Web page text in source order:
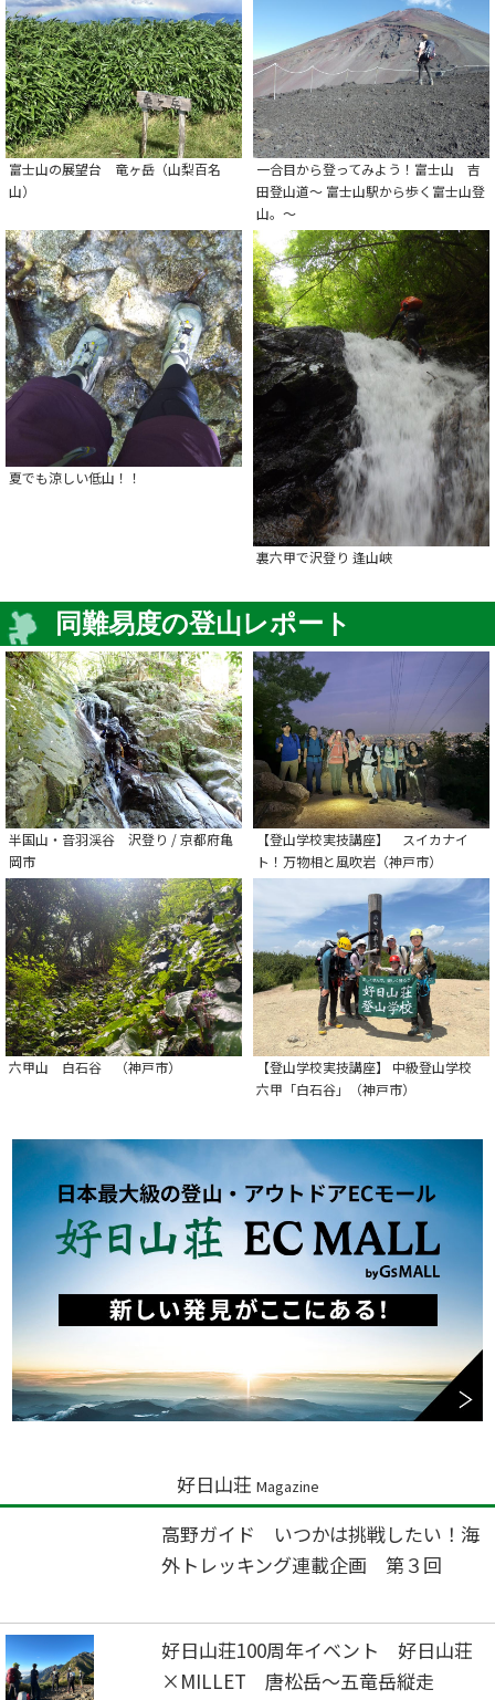
富士山の展望台 竜ヶ岳（山梨百名
山）
一合目から登ってみよう！富士山 吉
田登山道～ 富士山駅から歩く富士山登
山。～
夏でも涼しい低山！！
裏六甲で沢登り 逢山峡
同難易度の登山レポート
半国山・音羽渓谷 沢登り / 京都府亀
岡市
【登山学校実技講座】 スイカナイ
ト！万物相と風吹岩（神戸市）
六甲山 白石谷 （神戸市）
【登山学校実技講座】 中級登山学校
六甲「白石谷」（神戸市）
好日山荘 Magazine
高野ガイド いつかは挑戦したい！海
外トレッキング連載企画 第３回
好日山荘100周年イベント 好日山荘
×MILLET 唐松岳～五竜岳縦走